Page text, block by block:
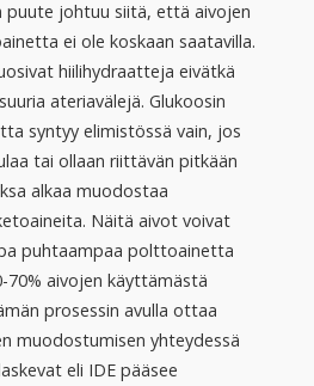
puute johtuu siitä, että aivojen
ei ole koskaan saatavilla.
hiilihydraatteja eivätkä
ateriavälejä. Glukoosin
syntyy elimistössä vain, jos
tai ollaan riittävän pitkään
alkaa muodostaa
Näitä aivot voivat
puhtaampaa polttoainetta
70% aivojen käyttämästä
prosessin avulla ottaa
muodostumisen yhteydessä
eli IDE pääsee